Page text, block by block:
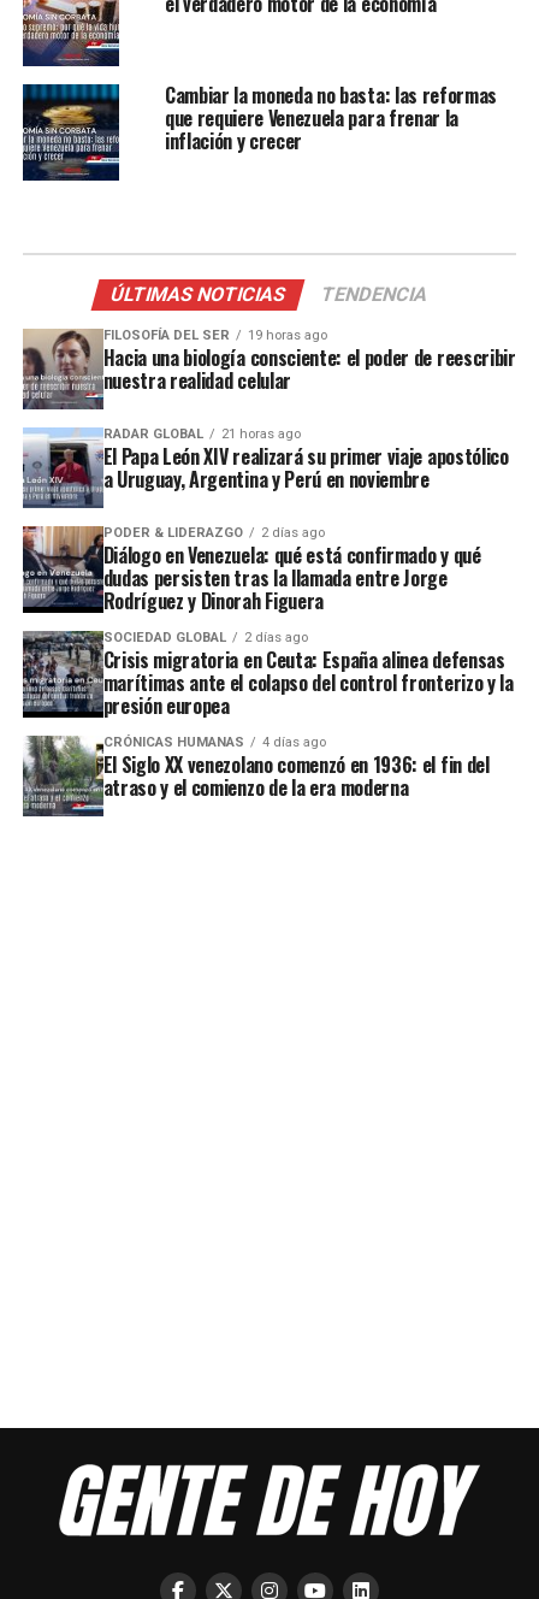
Cambiar la moneda no basta: las reformas
que requiere Venezuela para frenar la
inflación y crecer
ÚLTIMAS NOTICIAS TENDENCIA
FILOSOFÍA DEL SER 19 horas ago
Hacia una biología consciente: el poder de reescribir
nuestra realidad celular
RADAR GLOBAL 21 horas ago
El Papa León XIV realizará su primer viaje apostólico
a Uruguay, Argentina y Perú en noviembre
PODER & LIDERAZGO 2 días ago
Diálogo en Venezuela: qué está confirmado y qué
dudas persisten tras la llamada entre Jorge
Rodríguez y Dinorah Figuera
SOCIEDAD GLOBAL 2 días ago
Crisis migratoria en Ceuta: España alinea defensas
marítimas ante el colapso del control fronterizo y la
presión europea
CRÓNICAS HUMANAS 4 días ago
El Siglo XX venezolano comenzó en 1936: el fin del
atraso y el comienzo de la era moderna